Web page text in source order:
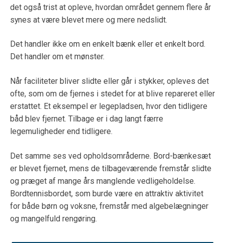
det også trist at opleve, hvordan området gennem flere år
synes at være blevet mere og mere nedslidt.
Det handler ikke om en enkelt bænk eller et enkelt bord.
Det handler om et mønster.
Når faciliteter bliver slidte eller går i stykker, opleves det
ofte, som om de fjernes i stedet for at blive repareret eller
erstattet. Et eksempel er legepladsen, hvor den tidligere
båd blev fjernet. Tilbage er i dag langt færre
legemuligheder end tidligere.
Det samme ses ved opholdsområderne. Bord-bænkesæt
er blevet fjernet, mens de tilbageværende fremstår slidte
og præget af mange års manglende vedligeholdelse.
Bordtennisbordet, som burde være en attraktiv aktivitet
for både børn og voksne, fremstår med algebelægninger
og mangelfuld rengøring.